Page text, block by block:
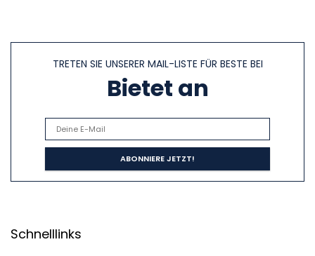
TRETEN SIE UNSERER MAIL-LISTE FÜR BESTE BEI
Bietet an
Schnelllinks